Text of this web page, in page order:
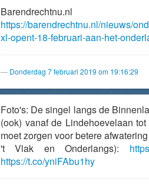
Barendrechtnu.nl
https://barendrechtnu.nl/nieuws/
xl-opent-18-februari-aan-het-
Donderdag 7 februari 2019 om 19:16:29
Foto's: De singel langs de
(ook) vanaf de Lindehoevelaan
moet zorgen voor betere
't Vlak en Onderlangs):
https://t.co/yniFAbu1hy